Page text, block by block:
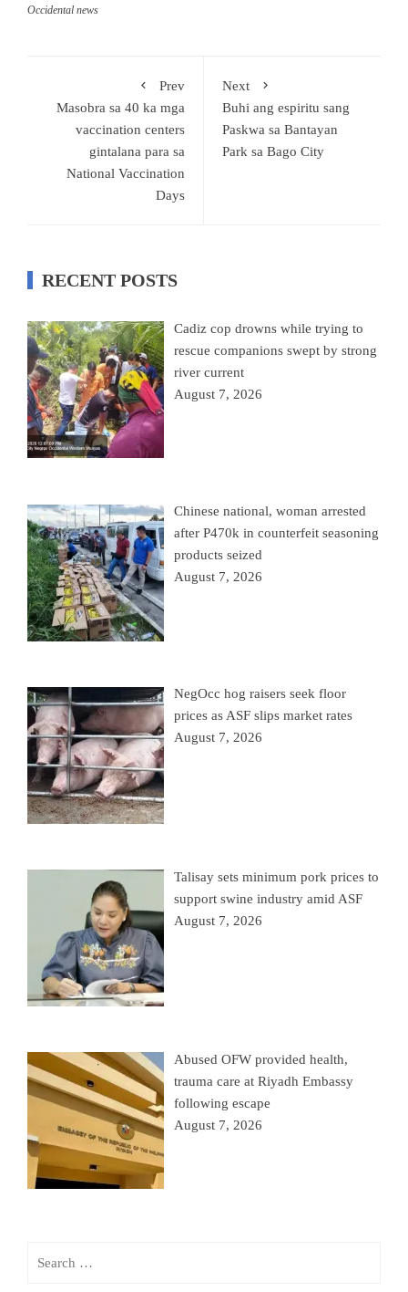
Occidental news
Prev
Masobra sa 40 ka mga
vaccination centers
gintalana para sa
National Vaccination
Days
Next
Buhi ang espiritu sang
Paskwa sa Bantayan
Park sa Bago City
RECENT POSTS
Cadiz cop drowns while trying to
rescue companions swept by strong
river current
August 7, 2026
Chinese national, woman arrested
after P470k in counterfeit seasoning
products seized
August 7, 2026
NegOcc hog raisers seek floor
prices as ASF slips market rates
August 7, 2026
Talisay sets minimum pork prices to
support swine industry amid ASF
August 7, 2026
Abused OFW provided health,
trauma care at Riyadh Embassy
following escape
August 7, 2026